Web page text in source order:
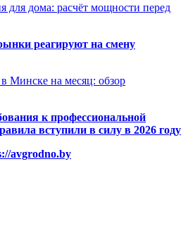
для дома: расчёт мощности перед
реагируют на смену
Минске на месяц: обзор
к профессиональной
вступили в силу в 2026 году
avgrodno.by